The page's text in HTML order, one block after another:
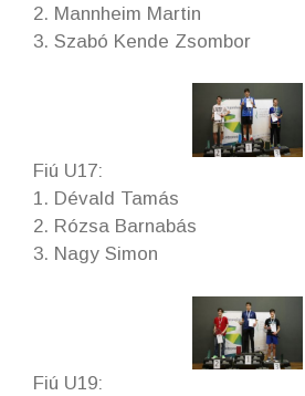
2. Mannheim Martin
3. Szabó Kende Zsombor
Fiú U17:
1. Dévald Tamás
2. Rózsa Barnabás
3. Nagy Simon
Fiú U19: